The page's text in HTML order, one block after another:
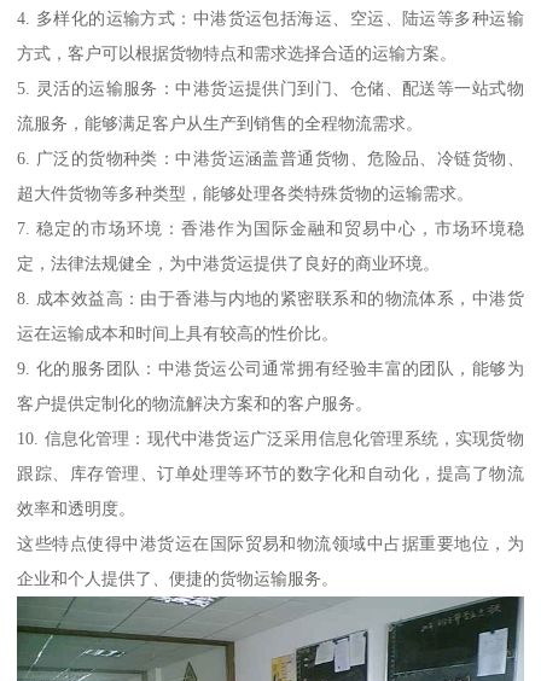
4. 多样化的运输方式：中港货运包括海运、空运、陆运等多种运输
方式，客户可以根据货物特点和需求选择合适的运输方案。
5. 灵活的运输服务：中港货运提供门到门、仓储、配送等一站式物
流服务，能够满足客户从生产到销售的全程物流需求。
6. 广泛的货物种类：中港货运涵盖普通货物、危险品、冷链货物、
超大件货物等多种类型，能够处理各类特殊货物的运输需求。
7. 稳定的市场环境：香港作为国际金融和贸易中心，市场环境稳
定，法律法规健全，为中港货运提供了良好的商业环境。
8. 成本效益高：由于香港与内地的紧密联系和的物流体系，中港货
运在运输成本和时间上具有较高的性价比。
9. 化的服务团队：中港货运公司通常拥有经验丰富的团队，能够为
客户提供定制化的物流解决方案和的客户服务。
10. 信息化管理：现代中港货运广泛采用信息化管理系统，实现货物
跟踪、库存管理、订单处理等环节的数字化和自动化，提高了物流
效率和透明度。
这些特点使得中港货运在国际贸易和物流领域中占据重要地位，为
企业和个人提供了、便捷的货物运输服务。